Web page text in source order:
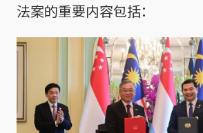
法案的重要内容包括：